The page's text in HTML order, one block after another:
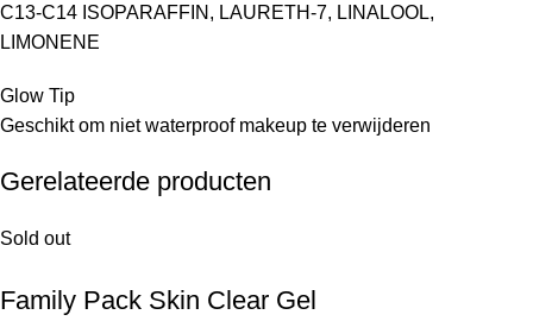
C13-C14 ISOPARAFFIN, LAURETH-7, LINALOOL,
LIMONENE
Glow Tip
Geschikt om niet waterproof makeup te verwijderen
Gerelateerde producten
Sold out
Family Pack Skin Clear Gel